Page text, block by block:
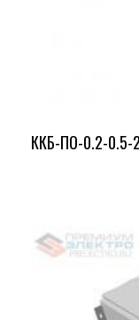
ККБ-ПО-0.2-0.5-